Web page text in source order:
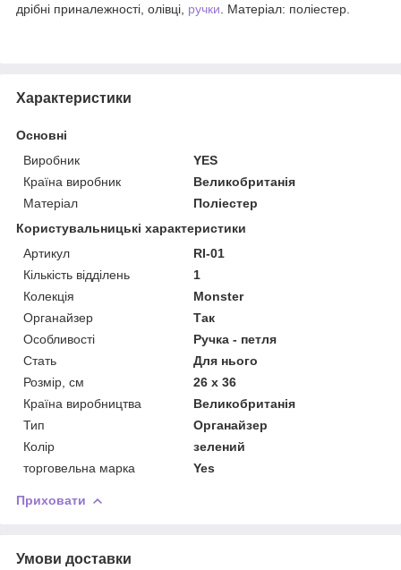
дрібні приналежності, олівці, ручки . Матеріал: поліестер.
Характеристики
Основні
Виробник
YES
Країна виробник
Великобританія
Матеріал
Поліестер
Користувальницькі характеристики
Артикул
RI-01
Кількість відділень
1
Колекція
Monster
Органайзер
Так
Особливості
Ручка - петля
Стать
Для нього
Розмір, см
26 х 36
Країна виробництва
Великобританія
Тип
Органайзер
Колір
зелений
торговельна марка
Yes
Приховати
Умови доставки